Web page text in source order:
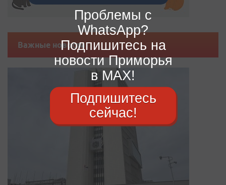
Важные новости
Проблемы с
WhatsApp?
Подпишитесь на
новости Приморья
в MAX!
Подпишитесь
сейчас!